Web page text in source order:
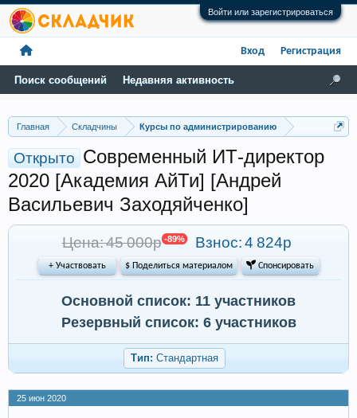
Войти или зарегистрироваться
Главная Складчины Курсы по администрированию
Открыто Современный ИТ-директор
2020 [Академия АйТи] [Андрей
Васильевич Заходяйченко]
Цена: 45 000р -89% Взнос:4 824р
+ Участвовать $ Поделиться материалом  Спонсировать
Основной список: 11 участников
Резервный список: 6 участников
Тип: Стандартная
25 июн 2020
Поиск сообщений Недавняя активность
Вход Регистрация